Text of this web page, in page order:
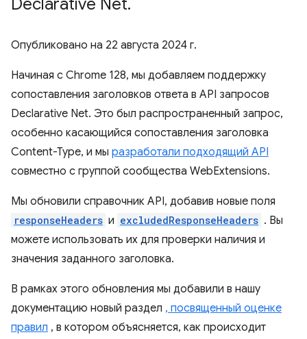
Declarative Net.
Опубликовано на 22 августа 2024 г.
Начиная с Chrome 128, мы добавляем поддержку
сопоставления заголовков ответа в API запросов
Declarative Net. Это был распространенный запрос,
особенно касающийся сопоставления заголовка
Content-Type, и мы разработали подходящий API
совместно с группой сообщества WebExtensions.
Мы обновили справочник API, добавив новые поля
responseHeaders и excludedResponseHeaders . Вы
можете использовать их для проверки наличия и
значения заданного заголовка.
В рамках этого обновления мы добавили в нашу
документацию новый раздел , посвященный оценке
правил , в котором объясняется, как происходит